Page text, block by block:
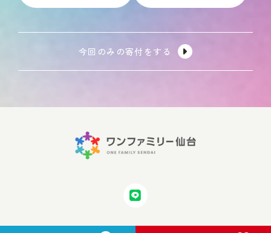
今回のみの寄付をする